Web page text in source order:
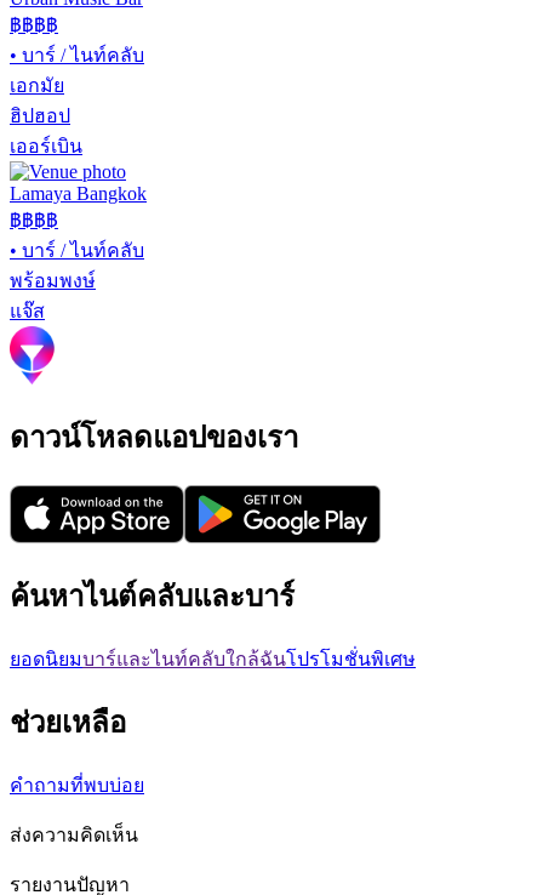
฿฿฿฿
• บาร์ / ไนท์คลับ
เอกมัย
ฮิปฮอป
เออร์เบิน
Lamaya Bangkok
฿฿฿฿
• บาร์ / ไนท์คลับ
พร้อมพงษ์
แจ๊ส
ดาวน์โหลดแอปของเรา
ค้นหาไนต์คลับและบาร์
ยอดนิยมบาร์และไนท์คลับใกล้ฉันโปรโมชั่นพิเศษ
ช่วยเหลือ
คำถามที่พบบ่อย
ส่งความคิดเห็น
รายงานปัญหา